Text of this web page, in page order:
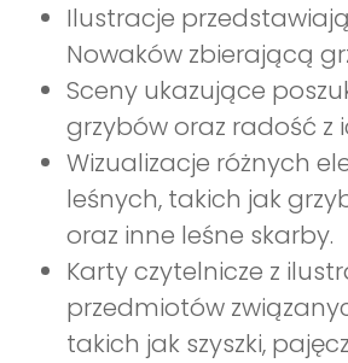
Ilustracje
Nowaków zbierającą
Sceny ukazujące
grzybów oraz radość z
Wizualizacje różnych
leśnych, takich jak
oraz inne leśne skarby.
Karty czytelnicze z
przedmiotów
takich jak szyszki,